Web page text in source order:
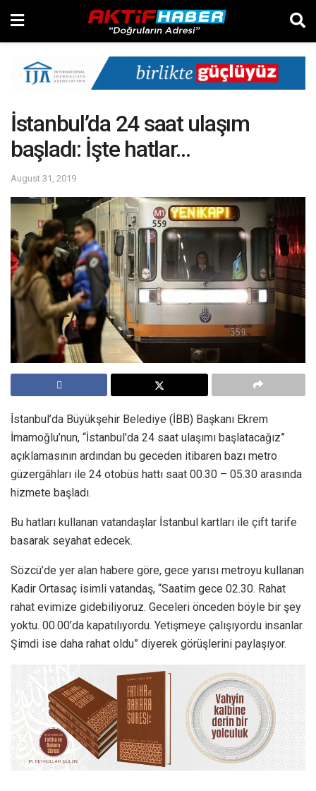
İstanbul’da 24 saat ulaşım
başladı: İşte hatlar…
August 31, 2019
İstanbul’da Büyükşehir Belediye (İBB) Başkanı Ekrem
İmamoğlu’nun, “İstanbul’da 24 saat ulaşımı başlatacağız”
açıklamasının ardından bu geceden itibaren bazı metro
güzergâhları ile 24 otobüs hattı saat 00.30 – 05.30 arasında
hizmete başladı.
Bu hatları kullanan vatandaşlar İstanbul kartları ile çift tarife
basarak seyahat edecek.
Sözcü’de yer alan habere göre, gece yarısı metroyu kullanan
Kadir Ortasaç isimli vatandaş, “Saatim gece 02.30. Rahat
rahat evimize gidebiliyoruz. Geceleri önceden böyle bir şey
yoktu. 00.00’da kapatılıyordu. Yetişmeye çalışıyordu insanlar.
Şimdi ise daha rahat oldu” diyerek görüşlerini paylaşıyor.